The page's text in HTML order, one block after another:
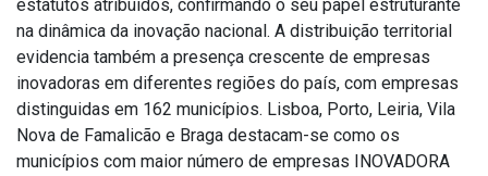
estatutos atribuídos, confirmando o seu papel estruturante
na dinâmica da inovação nacional. A distribuição territorial
evidencia também a presença crescente de empresas
inovadoras em diferentes regiões do país, com empresas
distinguidas em 162 municípios. Lisboa, Porto, Leiria, Vila
Nova de Famalicão e Braga destacam-se como os
municípios com maior número de empresas INOVADORA